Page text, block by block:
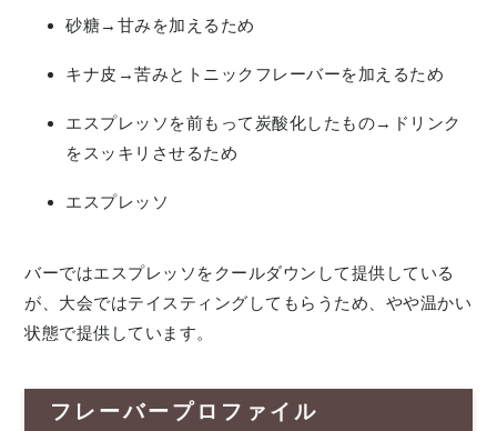
砂糖→甘みを加えるため
キナ皮→苦みとトニックフレーバーを加えるため
エスプレッソを前もって炭酸化したもの→ドリンク
をスッキリさせるため
エスプレッソ
バーではエスプレッソをクールダウンして提供している
が、大会ではテイスティングしてもらうため、やや温かい
状態で提供しています。
フレーバープロファイル